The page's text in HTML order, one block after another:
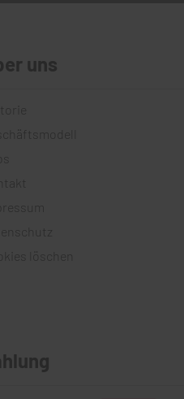
uns
löschen